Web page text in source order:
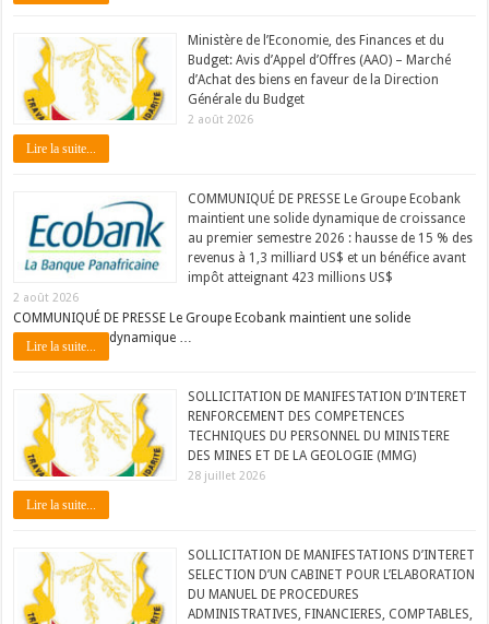
Ministère de l’Economie, des Finances et du
Budget: Avis d’Appel d’Offres (AAO) – Marché
d’Achat des biens en faveur de la Direction
Générale du Budget
2 août 2026
Lire la suite...
COMMUNIQUÉ DE PRESSE Le Groupe Ecobank
maintient une solide dynamique de croissance
au premier semestre 2026 : hausse de 15 % des
revenus à 1,3 milliard US$ et un bénéfice avant
impôt atteignant 423 millions US$
2 août 2026
COMMUNIQUÉ DE PRESSE Le Groupe Ecobank maintient une solide
dynamique …
Lire la suite...
SOLLICITATION DE MANIFESTATION D’INTERET
RENFORCEMENT DES COMPETENCES
TECHNIQUES DU PERSONNEL DU MINISTERE
DES MINES ET DE LA GEOLOGIE (MMG)
28 juillet 2026
Lire la suite...
SOLLICITATION DE MANIFESTATIONS D’INTERET
SELECTION D’UN CABINET POUR L’ELABORATION
DU MANUEL DE PROCEDURES
ADMINISTRATIVES, FINANCIERES, COMPTABLES,